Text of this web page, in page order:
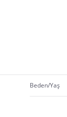
Beden/Yaş